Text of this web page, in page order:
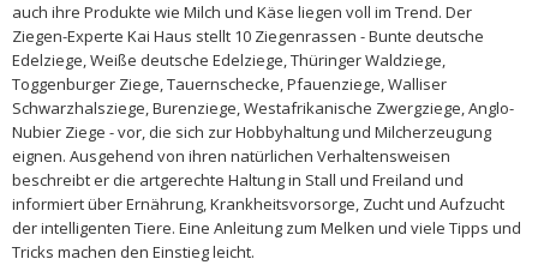
auch ihre Produkte wie Milch und Käse liegen voll im Trend. Der
Ziegen-Experte Kai Haus stellt 10 Ziegenrassen - Bunte deutsche
Edelziege, Weiße deutsche Edelziege, Thüringer Waldziege,
Toggenburger Ziege, Tauernschecke, Pfauenziege, Walliser
Schwarzhalsziege, Burenziege, Westafrikanische Zwergziege, Anglo-
Nubier Ziege - vor, die sich zur Hobbyhaltung und Milcherzeugung
eignen. Ausgehend von ihren natürlichen Verhaltensweisen
beschreibt er die artgerechte Haltung in Stall und Freiland und
informiert über Ernährung, Krankheitsvorsorge, Zucht und Aufzucht
der intelligenten Tiere. Eine Anleitung zum Melken und viele Tipps und
Tricks machen den Einstieg leicht.